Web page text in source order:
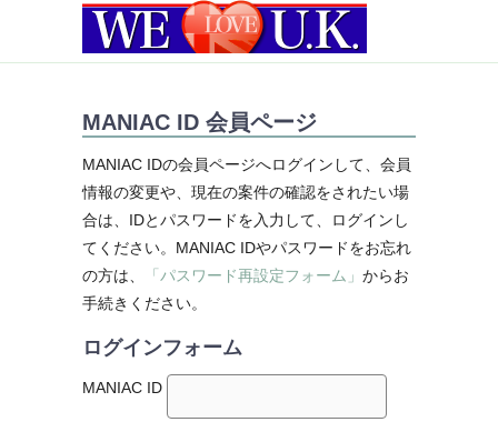
MANIAC ID 会員ページ
MANIAC IDの会員ページへログインして、会員
情報の変更や、現在の案件の確認をされたい場
合は、IDとパスワードを入力して、ログインし
てください。MANIAC IDやパスワードをお忘れ
の方は、
「パスワード再設定フォーム」 からお
手続きください。
ログインフォーム
MANIAC ID